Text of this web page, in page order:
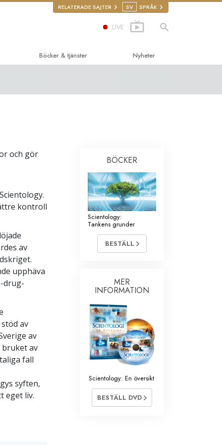
RELATERADE SAJTER SV SPRÅK
LIVE
rättigheter
Böcker & tjänster
tjänster
Nyheter
och gör
kontroll
av
upphäva
drug-
av
av
av
fall
syften,
eget liv.
BÖCKER
Scientology:
Tankens grunder
BESTÄLL
MER
INFORMATION
Scientology: En översikt
BESTÄLL DVD